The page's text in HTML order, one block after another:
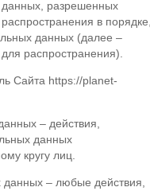
данных, разрешенных
в
данных (далее –
распространения).
Сайта https://planet-
– действия,
данных
кругу лиц.
– любые действия,